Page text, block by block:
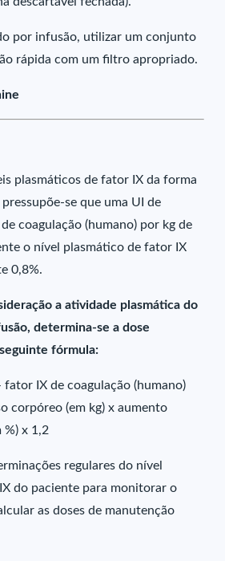
por infusão, utilizar um conjunto
rápida com um filtro apropriado.
plasmáticos de fator IX da forma
se que uma UI de
coagulação (humano) por kg de
o nível plasmático de fator IX
0,8%.
a atividade plasmática do
determina-se a dose
fórmula:
fator IX de coagulação (humano)
corpóreo (em kg) x aumento
%) x 1,2
regulares do nível
do paciente para monitorar o
as doses de manutenção